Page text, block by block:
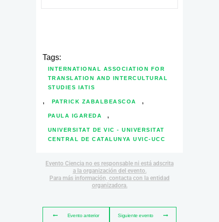
Tags:
INTERNATIONAL ASSOCIATION FOR
TRANSLATION AND INTERCULTURAL
STUDIES IATIS
, PATRICK ZABALBEASCOA ,
PAULA IGAREDA ,
UNIVERSITAT DE VIC - UNIVERSITAT
CENTRAL DE CATALUNYA UVIC-UCC
Evento Ciencia no es responsable ni está adscrita
a la organización del evento.
Para más información, contacta con la entidad
organizadora.
Evento anterior Siguiente evento